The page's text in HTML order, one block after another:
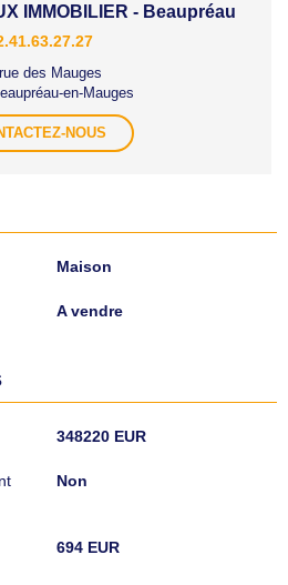
IMMOBILIER - Beaupréau
des Mauges
en-Mauges
NOUS
Maison
A vendre
348220 EUR
Non
694 EUR